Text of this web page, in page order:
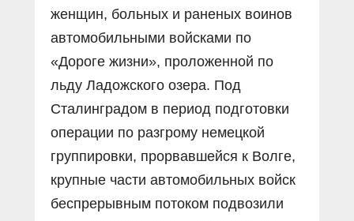
женщин, больных и раненых воинов
автомобильными войсками по
«Дороге жизни», проложенной по
льду Ладожского озера. Под
Сталинградом в период подготовки
операции по разгрому немецкой
группировки, прорвавшейся к Волге,
крупные части автомобильных войск
беспрерывным потоком подвозили